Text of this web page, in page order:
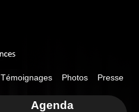
Témoignages Photos Presse
Agenda